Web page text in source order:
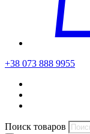
+38 073 888 9955
Поиск товаров